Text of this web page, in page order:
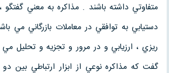
متفاوتي داشته باشند . مذاكره به معني
دستيابي به توافقي در معاملات بازرگاني مي
ريزي ، ارزيابي و در مرور و تجزيه و تحليل
گفت كه مذاكره نوعي از ابزار ارتباطي بين